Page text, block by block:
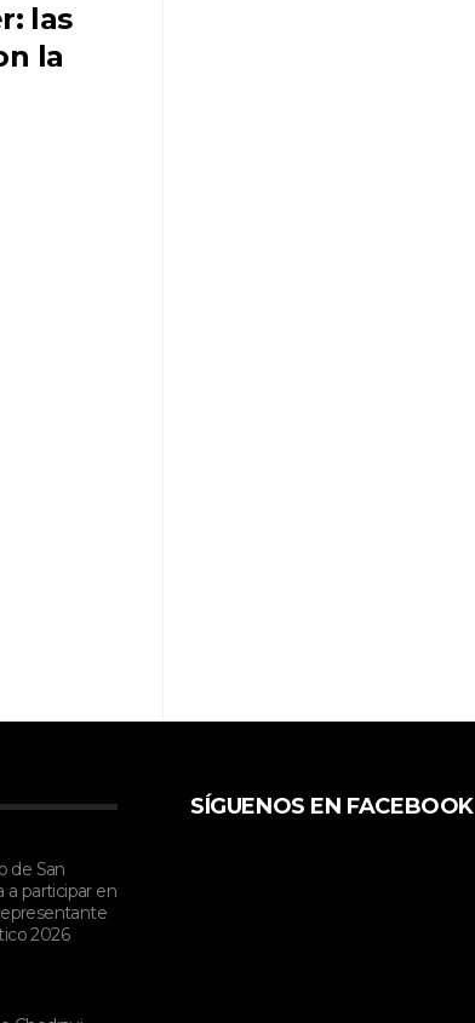
las
la
de San
a participar en
2026
SÍGUENOS EN FACEBOOK